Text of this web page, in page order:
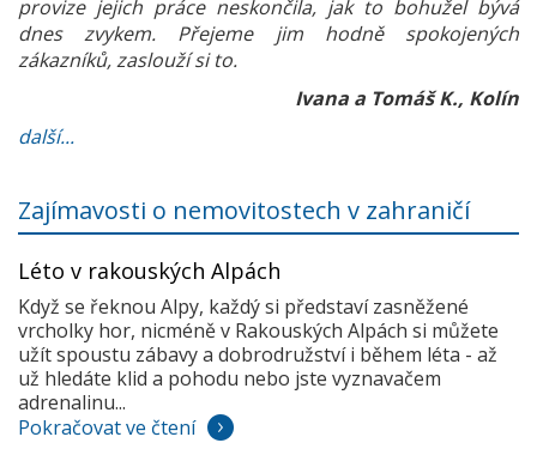
provize jejich práce neskončila, jak to bohužel bývá
dnes zvykem. Přejeme jim hodně spokojených
zákazníků, zaslouží si to.
Ivana a Tomáš K., Kolín
další...
Zajímavosti o nemovitostech v zahraničí
Léto v rakouských Alpách
Když se řeknou Alpy, každý si představí zasněžené
vrcholky hor, nicméně v Rakouských Alpách si můžete
užít spoustu zábavy a dobrodružství i během léta - až
už hledáte klid a pohodu nebo jste vyznavačem
adrenalinu...
Pokračovat ve čtení